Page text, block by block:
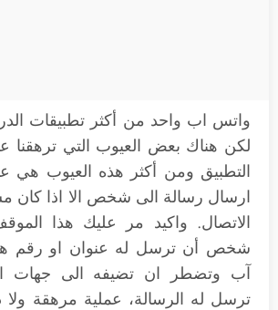
واتس اب واحد من أكثر تطبيقات
لكن هناك بعض العيوب التي ترهقنا
التطبيق ومن أكثر هذه العيوب هي
ارسال رسالة الى شخص الا اذا
الاتصال. واكيد مر عليك هذا
شخص أن ترسل له عنوان او رقم
آب وتضطر ان تضيفه الى جهات
ترسل له الرسالة، عملية مرهقة